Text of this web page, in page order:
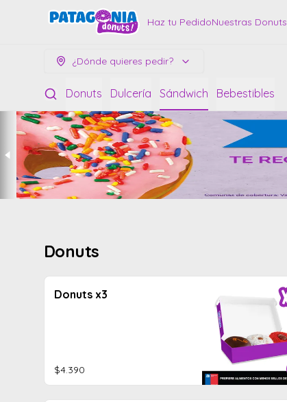
Haz tu PedidoNuestras Donuts
¿Dónde quieres pedir?
Donuts Dulcería Sándwich Bebestibles
Donuts
Donuts x3
$4.390